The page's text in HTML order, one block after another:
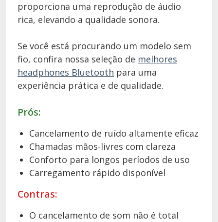
proporciona uma reprodução de áudio
rica, elevando a qualidade sonora.
Se você está procurando um modelo sem
fio, confira nossa seleção de melhores
headphones Bluetooth para uma
experiência prática e de qualidade.
Prós:
Cancelamento de ruído altamente eficaz
Chamadas mãos-livres com clareza
Conforto para longos períodos de uso
Carregamento rápido disponível
Contras:
O cancelamento de som não é total